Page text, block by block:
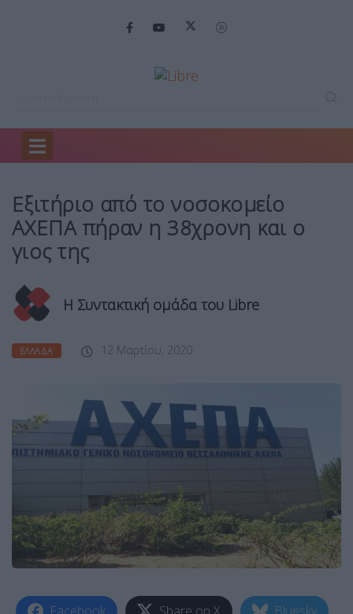
Home
Εξιτήριο από το νοσοκομείο
ΑΧΕΠΑ πήραν η 38χρονη και ο
γιος της
Η Συντακτική ομάδα του Libre
ΕΛΛΆΔΑ 12 Μαρτίου, 2020